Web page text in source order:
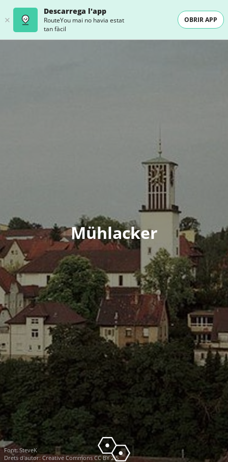
Descarrega l'app
RouteYou mai no havia estat
tan fàcil
OBRIR APP
Mühlacker
Font:SteveK
Drets d'autor: Creative Commons CC BY 2.5